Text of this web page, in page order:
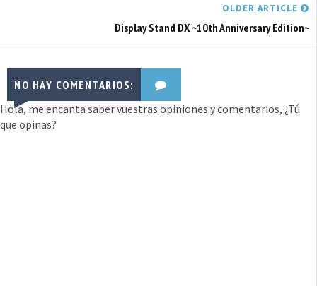
OLDER ARTICLE
Display Stand DX ~10th Anniversary Edition~
NO HAY COMENTARIOS:
Hola, me encanta saber vuestras opiniones y comentarios, ¿Tú
que opinas?